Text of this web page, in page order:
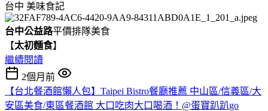
台中 美味食記
台中公益路平價排隊美食
【太初麵食】
繼續閱讀
2個月前
【台北餐酒館懶人包】Taipei Bistro餐廳推薦 中山區/信義區/大
安區美食/東區餐酒館 大口吃肉大口喝酒！@蛋寶趴趴go